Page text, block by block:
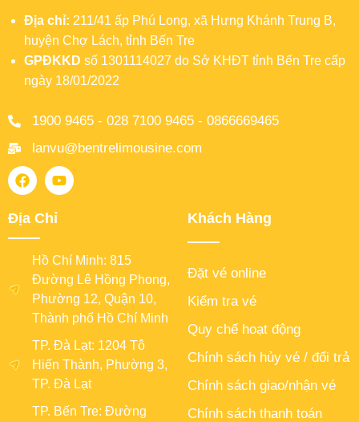
Địa chỉ: 211/41 ấp Phú Long, xã Hưng Khánh Trung B,
huyện Chợ Lách, tỉnh Bến Tre
GPĐKKD số 1301114027 do Sở KHĐT tỉnh Bến Tre cấp
ngày 18/01/2022
1900 9465 - 028 7100 9465 - 0866669465
lanvu@bentrelimousine.com
Địa Chỉ
Hồ Chí Minh: 815
Đường Lê Hồng Phong,
Phường 12, Quận 10,
Thành phố Hồ Chí Minh
TP. Đà Lạt: 1204 Tô
Hiến Thành, Phường 3,
TP. Đà Lạt
TP. Bến Tre: Đường
Khách Hàng
Đặt vé online
Kiểm tra vé
Quy chế hoạt động
Chính sách hủy vé / đổi trả
Chính sách giao/nhận vé
Chính sách thanh toán